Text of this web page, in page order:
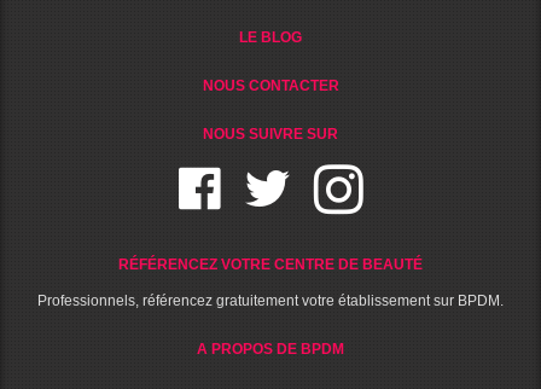
LE BLOG
NOUS CONTACTER
NOUS SUIVRE SUR
RÉFÉRENCEZ VOTRE CENTRE DE BEAUTÉ
Professionnels, référencez gratuitement votre établissement sur BPDM.
A PROPOS DE BPDM